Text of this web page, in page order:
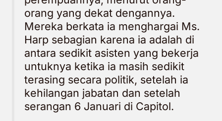
orang yang dekat dengannya.
Mereka berkata ia menghargai Ms.
Harp sebagian karena ia adalah di
antara sedikit asisten yang bekerja
untuknya ketika ia masih sedikit
terasing secara politik, setelah ia
kehilangan jabatan dan setelah
serangan 6 Januari di Capitol.